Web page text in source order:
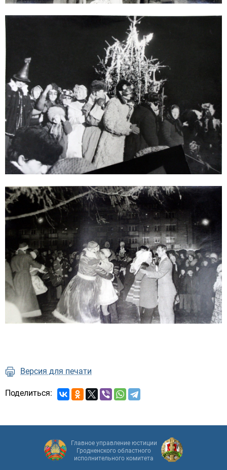
Версия для печати
Поделиться:
Главное управление юстиции
Гродненского областного
исполнительного комитета